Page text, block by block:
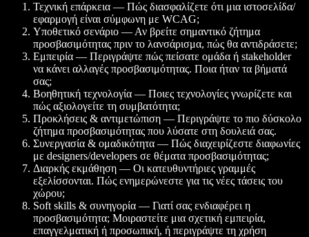
Τεχνική επάρκεια — Πώς διασφαλίζετε ότι μια ιστοσελίδα/
εφαρμογή είναι σύμφωνη με WCAG;
Υποθετικό σενάριο — Αν βρείτε σημαντικό ζήτημα
προσβασιμότητας πριν το λανσάρισμα, πώς θα αντιδράσετε;
Εμπειρία — Περιγράψτε πώς πείσατε ομάδα ή stakeholder
να κάνει αλλαγές προσβασιμότητας. Ποια ήταν τα βήματά
σας;
Βοηθητική τεχνολογία — Ποιες τεχνολογίες γνωρίζετε και
πώς αξιολογείτε τη συμβατότητα;
Προκλήσεις & αντιμετώπιση — Περιγράψτε το πιο δύσκολο
ζήτημα προσβασιμότητας που λύσατε στη δουλειά σας.
Συνεργασία & ομαδικότητα — Πώς διαχειρίζεστε διαφωνίες
με designers/developers σε θέματα προσβασιμότητας;
Διαρκής εκμάθηση — Οι κατευθυντήριες γραμμές
εξελίσσονται. Πώς ενημερώνεστε για τις νέες τάσεις του
χώρου;
Soft skills & συνηγορία — Γιατί σας ενδιαφέρει η
προσβασιμότητα; Μοιραστείτε μια σχετική εμπειρία,
επαγγελματική ή προσωπική, ή περιγράψτε τη χρήση